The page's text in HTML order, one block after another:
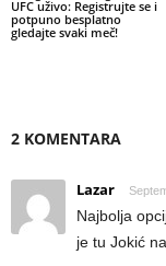
UFC uživo: Registrujte se i
potpuno besplatno
gledajte svaki meč!
2 KOMENTARA
Lazar
Najbolja
je tu Jokić